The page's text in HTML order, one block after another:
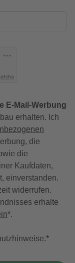
E-Mail-Werbung
erhalten. Ich
die
die
Kaufdaten,
einverstanden.
widerrufen.
erhalte
*.
.